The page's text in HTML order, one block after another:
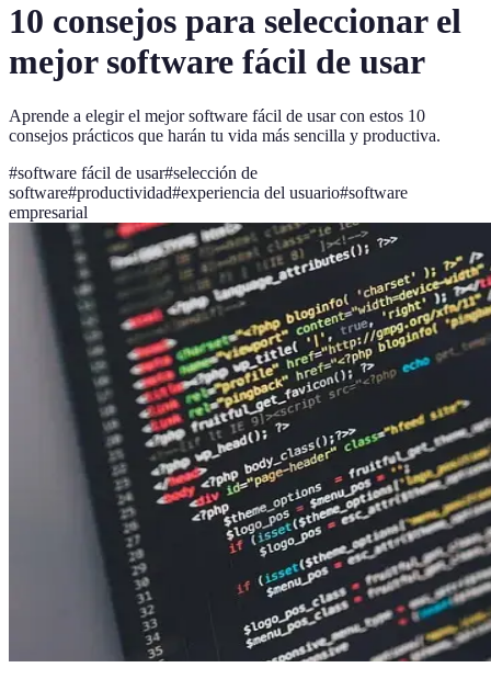
10 consejos para seleccionar el
mejor software fácil de usar
Aprende a elegir el mejor software fácil de usar con estos 10
consejos prácticos que harán tu vida más sencilla y productiva.
#software fácil de usar#selección de
software#productividad#experiencia del usuario#software
empresarial